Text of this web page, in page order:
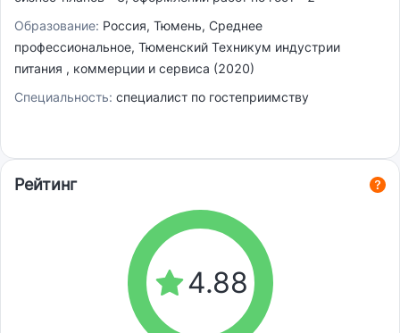
Образование: Россия, Тюмень, Среднее
профессиональное, Тюменский Техникум индустрии
питания , коммерции и сервиса (2020)
Специальность: специалист по гостеприимству
Рейтинг
4.88